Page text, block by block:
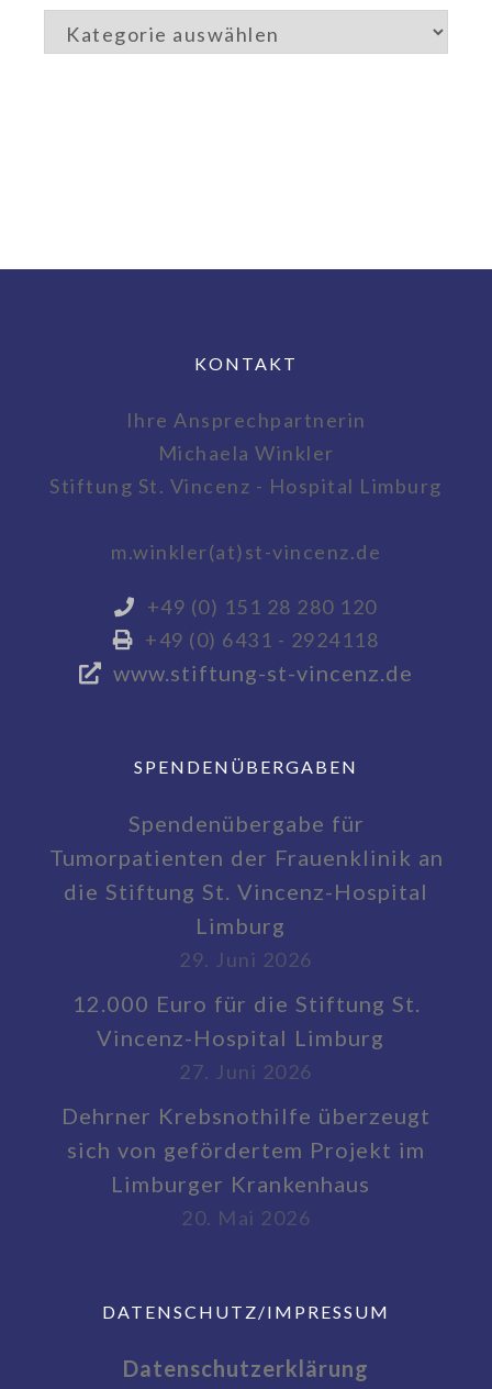
KONTAKT
Ihre Ansprechpartnerin
Michaela Winkler
Stiftung St. Vincenz - Hospital Limburg
m.winkler(at)st-vincenz.de
+49 (0) 151 28 280 120
+49 (0) 6431 - 2924118
www.stiftung-st-vincenz.de
SPENDENÜBERGABEN
Spendenübergabe für
Tumorpatienten der Frauenklinik an
die Stiftung St. Vincenz-Hospital
Limburg
29. Juni 2026
12.000 Euro für die Stiftung St.
Vincenz-Hospital Limburg
27. Juni 2026
Dehrner Krebsnothilfe überzeugt
sich von gefördertem Projekt im
Limburger Krankenhaus
20. Mai 2026
DATENSCHUTZ/IMPRESSUM
Datenschutzerklärung